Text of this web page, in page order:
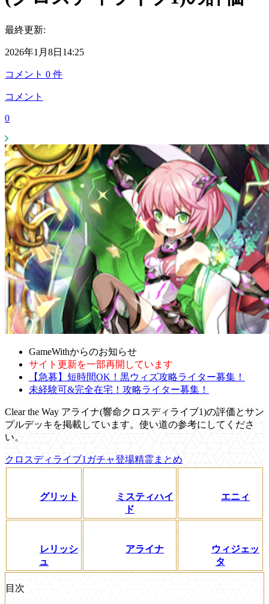
最終更新:
2026年1月8日14:25
コメント 0 件
コメント
0
GameWithからのお知らせ
サイト更新を一部再開しています
【急募】短時間OK！黒ウィズ攻略ライター募集！
未経験可&完全在宅！攻略ライター募集！
Clear the Way アライナ(響命クロスディライブ1)の評価とサン
プルデッキを掲載しています。使い道の参考にしてくださ
い。
クロスディライブ1ガチャ登場精霊まとめ
グリット
ミスティハイ
ド
エニィ
レリッシ
ュ
アライナ
ウィジェッ
タ
目次